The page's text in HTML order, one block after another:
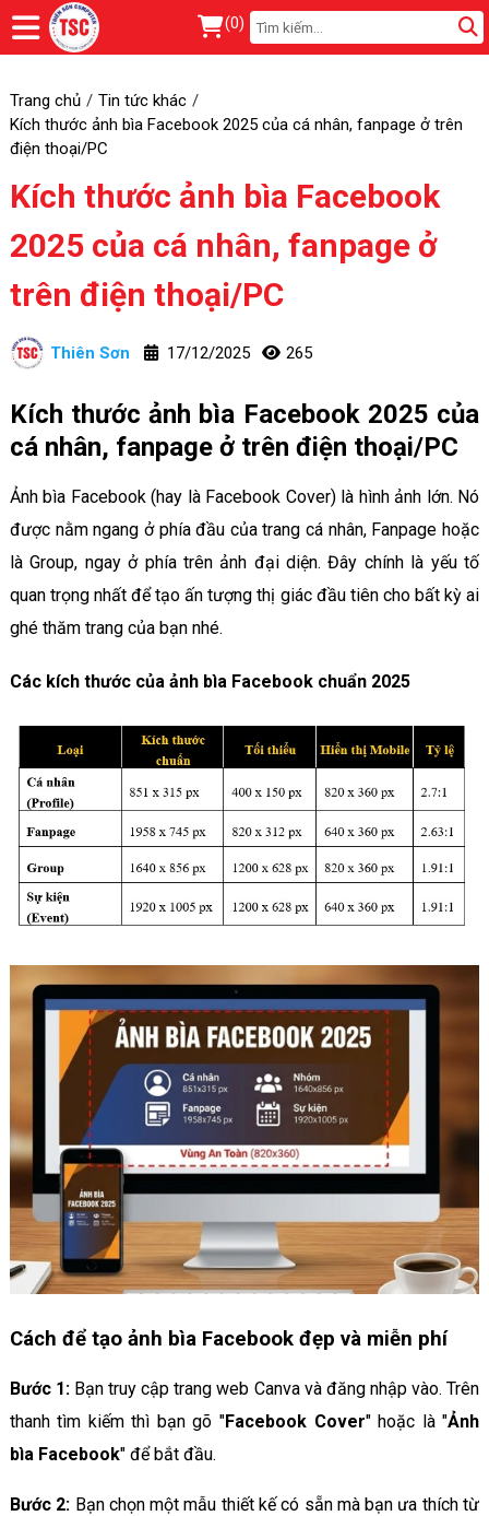
(0)
Trang chủ
Tin tức khác
Kích thước ảnh bìa Facebook 2025 của cá nhân, fanpage ở trên
điện thoại/PC
Kích thước ảnh bìa Facebook
2025 của cá nhân, fanpage ở
trên điện thoại/PC
Thiên Sơn 17/12/2025 265
Kích thước ảnh bìa Facebook 2025 của
cá nhân, fanpage ở trên điện thoại/PC
Ảnh bìa Facebook (hay là Facebook Cover) là hình ảnh lớn. Nó
được nằm ngang ở phía đầu của trang cá nhân, Fanpage hoặc
là Group, ngay ở phía trên ảnh đại diện. Đây chính là yếu tố
quan trọng nhất để tạo ấn tượng thị giác đầu tiên cho bất kỳ ai
ghé thăm trang của bạn nhé.
Các kích thước của ảnh bìa Facebook chuẩn 2025
Cách để tạo ảnh bìa Facebook đẹp và miễn phí
Bước 1: Bạn truy cập trang web Canva và đăng nhập vào. Trên
thanh tìm kiếm thì bạn gõ "Facebook Cover" hoặc là "Ảnh
bìa Facebook" để bắt đầu.
Bước 2: Bạn chọn một mẫu thiết kế có sẵn mà bạn ưa thích từ